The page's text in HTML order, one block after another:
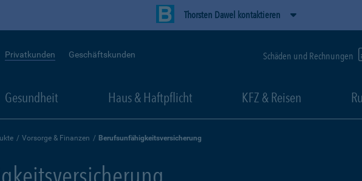
Thorsten Dawel kontaktieren
Privatkunden Geschäftskunden Schäden und Rechnungen
Gesundheit Haus & Haftpflicht KFZ & Reisen
Vorsorge & Finanzen Berufsunfähigkeitsversicherung